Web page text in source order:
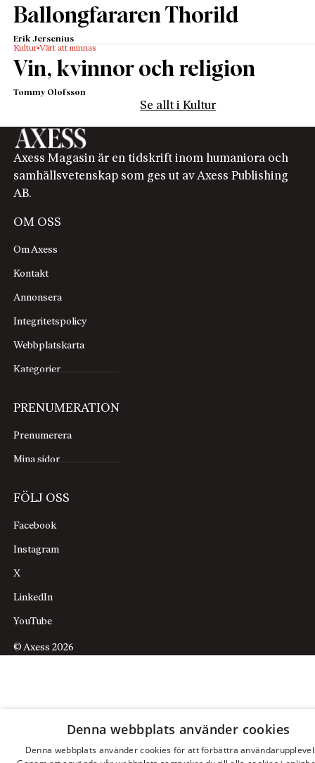
Ballongfararen Thorild
Erik Jersenius
Kultur Värt att minnas
Vin, kvinnor och religion
Tommy Olofsson
Se allt i Kultur
Axess Magasin är en tidskrift inom humaniora och
samhällsvetenskap som ges ut av Axess Publishing
AB.
OM OSS
Om Axess
Kontakt
Annonsera
Integritetspolicy
Webbplatskarta
Kategorier
PRENUMERATION
Prenumerera
Mina sidor
FÖLJ OSS
Facebook
Instagram
X
LinkedIn
YouTube
© Axess 2026
Denna webbplats använder cookies
Denna webbplats använder cookies för att förbättra